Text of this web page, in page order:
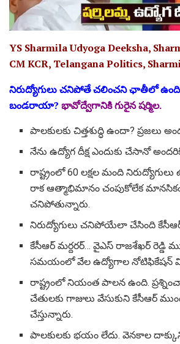
YS Sharmila Udyoga Deeksha,
CM KCR, Telangana Politics,
నిరుద్యోగులు చనిపోతే చలించని ఛాతీలో ఉంది
బండరాయా? భావోద్వేగానికి గురైన షర్మిల.
పాలకులకు చిత్తశుద్ధి ఉందా? ప్రజలు
నేను ఉద్యోగ దీక్ష ఎందుకు చేసానో
రాష్ట్రంలో 60 లక్షల మంది
రాక ఆత్మాభిమానం చంపుకోలేక
చనిపోతున్నారు.
నిరుద్యోగులు చనిపోయేలా చేసింది
కేసీఆర్ మర్దరర్… వైఎస్ రాజశేఖర్ రెడ్డి
సమయంలో వేల ఉద్యోగాల నోటిఫికేషన్
రాష్ట్రంలో నియంత పాలన ఉంది.
చేతులకు గాజులు వేసుకుని కేసీఆర్
చేస్తున్నారు.
పాలకులకు భయం లేదు. వెనకాల